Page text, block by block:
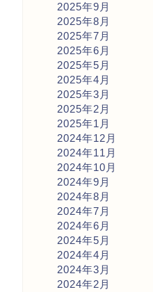
2025年9月
2025年8月
2025年7月
2025年6月
2025年5月
2025年4月
2025年3月
2025年2月
2025年1月
2024年12月
2024年11月
2024年10月
2024年9月
2024年8月
2024年7月
2024年6月
2024年5月
2024年4月
2024年3月
2024年2月